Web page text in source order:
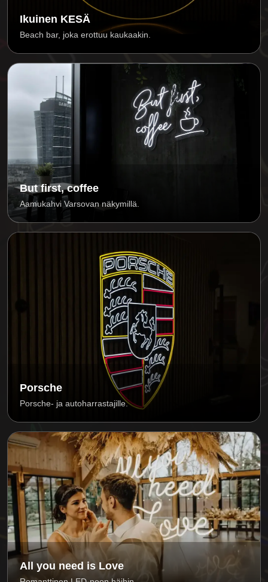
Ikuinen KESÄ
Beach bar, joka erottuu kaukaakin.
But first, coffee
Aamukahvi Varsovan näkymillä.
Porsche
Porsche- ja autoharrastajille.
All you need is Love